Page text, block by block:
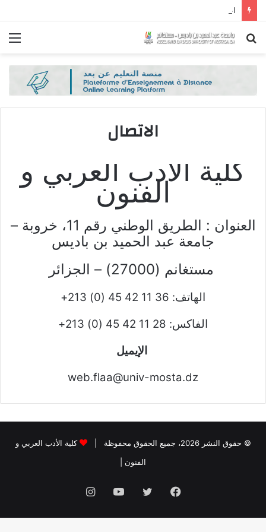
اعلان
بحث
الاتصال
كلية الأدب العربي و
الفنون
العنوان : الطريق الوطني رقم 11، خروبة –
جامعة عبد الحميد بن باديس
مستغانم (27000) – الجزائر
الهاتف:
الفاكس:
الإيميل
web.flaa@univ-mosta.dz
© حقوق النشر 2026، جميع الحقوق محفوظة |
كلية الأدب العربي و
الفنون
فيسبوك تويتر يوتيوبانستقرام